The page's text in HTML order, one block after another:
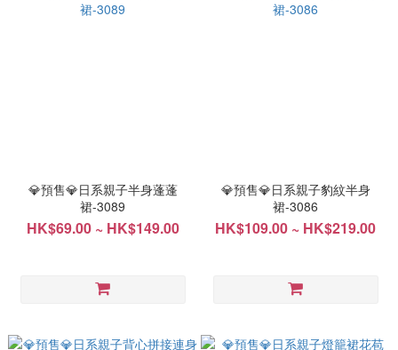
💎預售💎日系親子半身蓬蓬
裙-3089
HK$69.00 ~ HK$149.00
💎預售💎日系親子豹紋半身
裙-3086
HK$109.00 ~ HK$219.00